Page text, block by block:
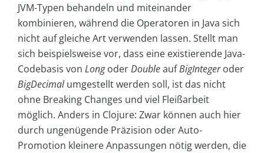
JVM-Typen behandeln und miteinander
kombinieren, während die Operatoren in Java sich
nicht auf gleiche Art verwenden lassen. Stellt man
sich beispielsweise vor, dass eine existierende Java-
Codebasis von LongoderDoubleaufBigIntegeroder
BigDecimalumgestellt werden soll, ist das nicht
ohne Breaking Changes und viel Fleißarbeit
möglich. Anders in Clojure: Zwar können auch hier
durch ungenügende Präzision oder Auto-
Promotion kleinere Anpassungen nötig werden, die